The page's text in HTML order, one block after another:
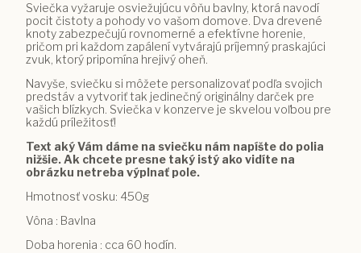
Sviečka vyžaruje osviežujúcu vôňu bavlny, ktorá navodí
pocit čistoty a pohody vo vašom domove. Dva drevené
knoty zabezpečujú rovnomerné a efektívne horenie,
pričom pri každom zapálení vytvárajú príjemný praskajúci
zvuk, ktorý pripomína hrejivý oheň.
Navyše, sviečku si môžete personalizovať podľa svojich
predstáv a vytvoriť tak jedinečný originálny darček pre
vašich blízkych. Sviečka v konzerve je skvelou voľbou pre
každú príležitosť!
Text aký Vám dáme na sviečku nám napíšte do polia
nižšie. Ak chcete presne taký istý ako vidíte na
obrázku netreba výplnať pole.
Hmotnosť vosku: 450g
Vôna : Bavlna
Doba horenia : cca 60 hodín.